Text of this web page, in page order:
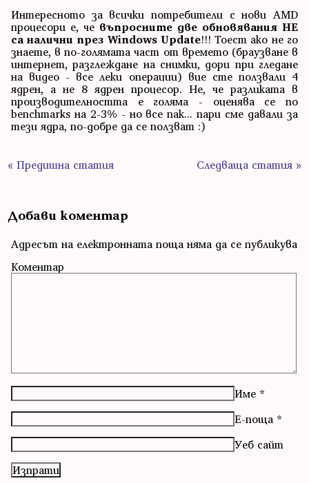
Интересното за всички потребители с нови AMD
процесори е, че въпросните две обновявания НЕ
са налични през Windows Update!!! Тоест ако не го
знаете, в по-голямата част от времето (браузване в
интернет, разглеждане на снимки, дори при гледане
на видео - все леки операции) вие сте ползвали 4
ядрен, а не 8 ядрен процесор. Не, че разликата в
производителността е голяма - оценява се по
benchmarks на 2-3% - но все пак... пари сме давали за
тези ядра, по-добре да се ползват :)
« Предишна статия Следваща статия »
Добави коментар
Адресът на електронната поща няма да се публикува
Коментар
Име *
Е-поща *
Уеб сайт